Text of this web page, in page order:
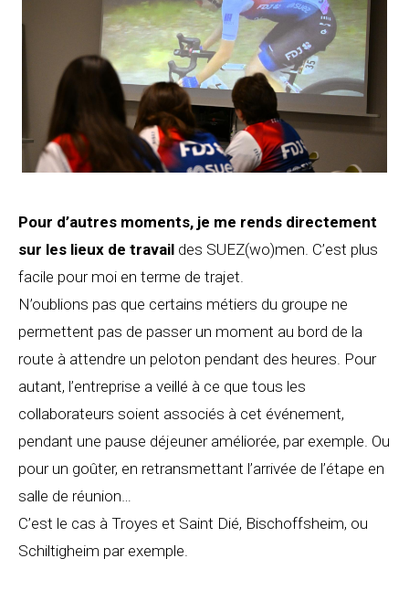
Pour d’autres moments, je me rends directement
sur les lieux de travail des SUEZ(wo)men. C’est plus
facile pour moi en terme de trajet.
N’oublions pas que certains métiers du groupe ne
permettent pas de passer un moment au bord de la
route à attendre un peloton pendant des heures. Pour
autant, l’entreprise a veillé à ce que tous les
collaborateurs soient associés à cet événement,
pendant une pause déjeuner améliorée, par exemple. Ou
pour un goûter, en retransmettant l’arrivée de l’étape en
salle de réunion…
C’est le cas à Troyes et Saint Dié, Bischoffsheim, ou
Schiltigheim par exemple.